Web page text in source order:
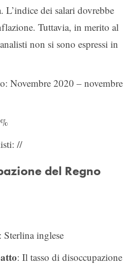
L’indice dei salari dovrebbe
Tuttavia, in merito al
non si sono espressi in
Novembre 2020 – novembre
//
del Regno
inglese
: Il tasso di disoccupazione